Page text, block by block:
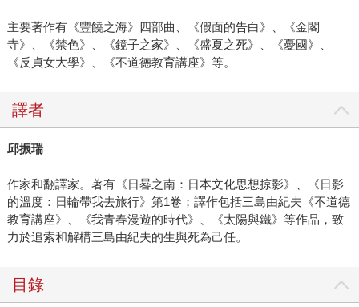
主要著作有《豐饒之海》四部曲、《假面的告白》、《金閣
寺》、《禁色》、《鏡子之家》、《盛夏之死》、《憂國》、
《反貞女大學》、《不道德教育講座》等。
譯者
邱振瑞
作家和翻譯家。著有《日晷之南：日本文化思想掠影》、《日影
的溫度：日輪帶我去旅行》第1卷；譯作包括三島由紀夫《不道德
教育講座》、《我青春漫遊的時代》、《太陽與鐵》等作品，致
力於追索和解構三島由紀夫的生與死為己任。
目錄